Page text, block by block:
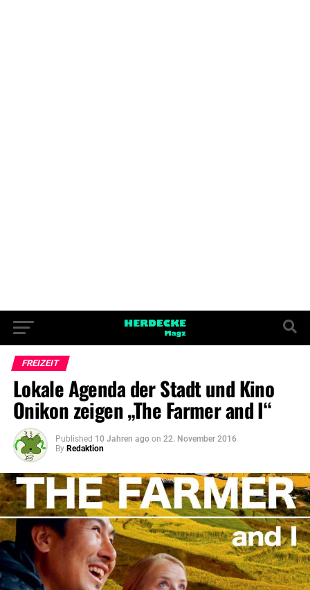
FREIZEIT
Lokale Agenda der Stadt und Kino
Onikon zeigen „The Farmer and I“
Published 10 Jahren ago on 22. November 2016
By Redaktion